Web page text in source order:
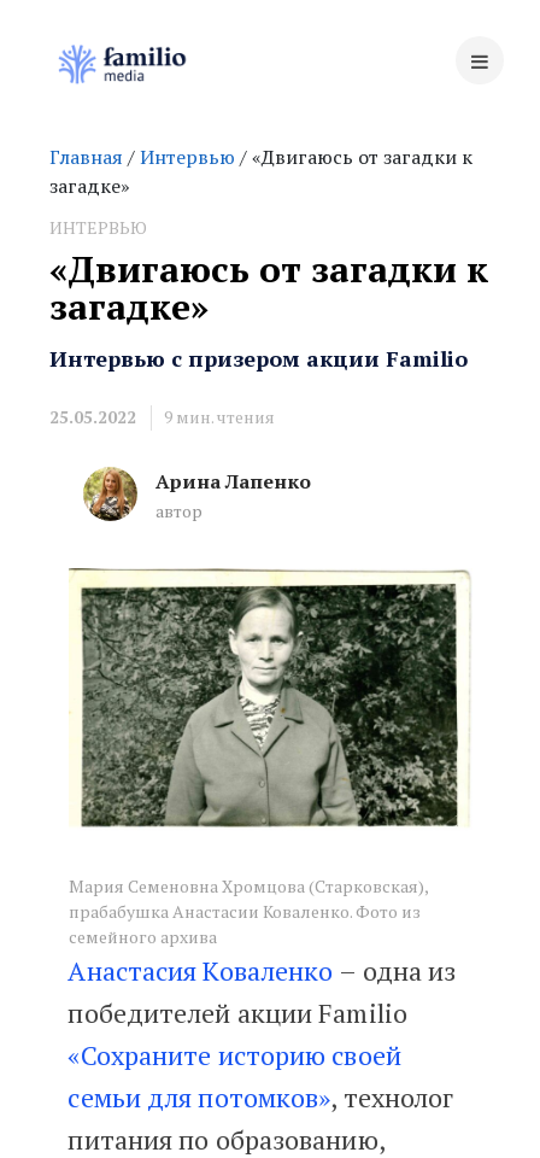
Главная /Интервью / «Двигаюсь от загадки к
загадке»
ИНТЕРВЬЮ
«Двигаюсь от загадки к
загадке»
Интервью с призером акции Familio
25.05.2022 9 мин. чтения
Арина Лапенко
автор
«Двигаюсь от загадки к
Мария Семеновна Хромцова (Старковская),
прабабушка Анастасии Коваленко. Фото из
семейного архива
Анастасия Коваленко – одна из
победителей акции Familio
«Сохраните историю своей
семьи для потомков», технолог
питания по образованию,